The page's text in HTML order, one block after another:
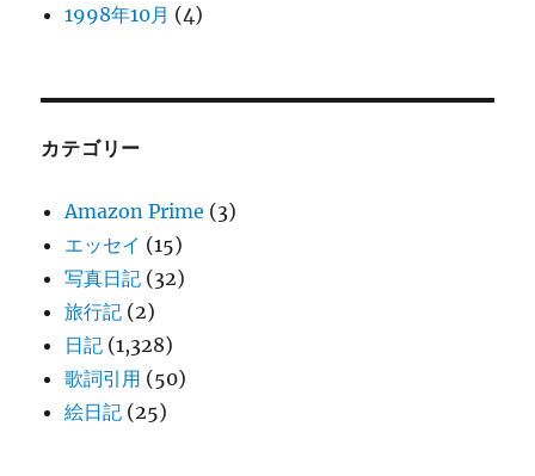
1998年10月 (4)
カテゴリー
Amazon Prime (3)
エッセイ (15)
写真日記 (32)
旅行記 (2)
日記 (1,328)
歌詞引用 (50)
絵日記 (25)